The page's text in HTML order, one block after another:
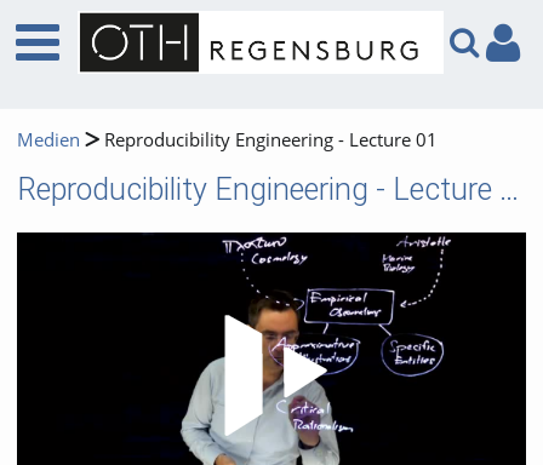
Medien Reproducibility Engineering - Lecture 01
Reproducibility Engineering - Lecture 01